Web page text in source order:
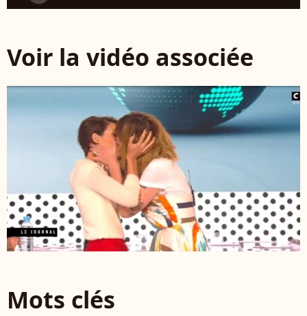
Voir la vidéo associée
Mots clés